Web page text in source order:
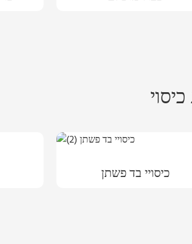
כיסויי בד פשתן